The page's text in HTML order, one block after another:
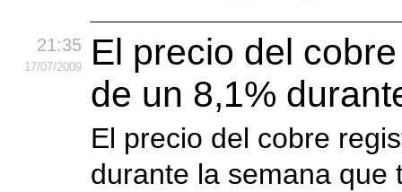
21:35
17/07/2009
El precio del
de un 8,1%
El precio del cobre
durante la semana que